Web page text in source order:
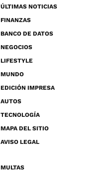
ÚLTIMAS NOTICIAS
FINANZAS
BANCO DE DATOS
NEGOCIOS
LIFESTYLE
MUNDO
EDICIÓN IMPRESA
AUTOS
TECNOLOGÍA
MAPA DEL SITIO
AVISO LEGAL
MULTAS